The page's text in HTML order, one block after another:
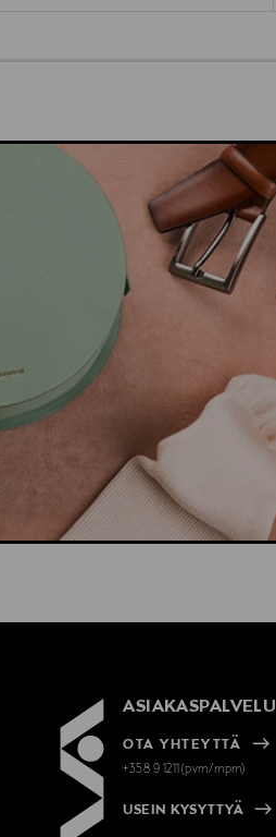
ASIAKASPALVELU
OTA YHTEYTTÄ
+358 9 1211(pvm/mpm)
USEIN KYSYTTYÄ